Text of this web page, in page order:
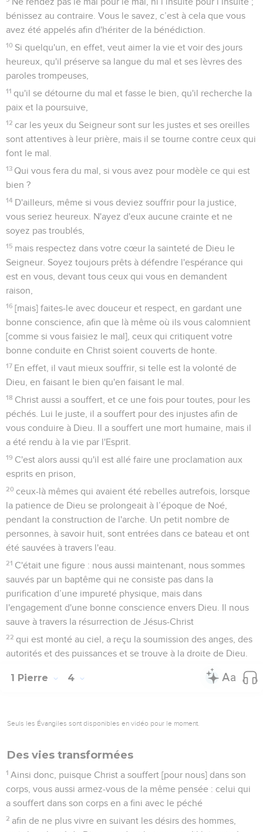
bénissez au contraire. Vous le savez, c’est à cela que vous
avez été appelés afin d'hériter de la bénédiction.
10 Si quelqu'un, en effet, veut aimer la vie et voir des jours
heureux, qu'il préserve sa langue du mal et ses lèvres des
paroles trompeuses,
11 qu'il se détourne du mal et fasse le bien, qu'il recherche la
paix et la poursuive,
12 car les yeux du Seigneur sont sur les justes et ses oreilles
sont attentives à leur prière, mais il se tourne contre ceux qui
font le mal.
13 Qui vous fera du mal, si vous avez pour modèle ce qui est
bien ?
14 D'ailleurs, même si vous deviez souffrir pour la justice,
vous seriez heureux. N'ayez d'eux aucune crainte et ne
soyez pas troublés,
15 mais respectez dans votre cœur la sainteté de Dieu le
Seigneur. Soyez toujours prêts à défendre l'espérance qui
est en vous, devant tous ceux qui vous en demandent
raison,
16 [mais] faites-le avec douceur et respect, en gardant une
bonne conscience, afin que là même où ils vous calomnient
[comme si vous faisiez le mal], ceux qui critiquent votre
bonne conduite en Christ soient couverts de honte.
17 En effet, il vaut mieux souffrir, si telle est la volonté de
Dieu, en faisant le bien qu'en faisant le mal.
18 Christ aussi a souffert, et ce une fois pour toutes, pour les
péchés. Lui le juste, il a souffert pour des injustes afin de
vous conduire à Dieu. Il a souffert une mort humaine, mais il
a été rendu à la vie par l'Esprit.
19 C'est alors aussi qu'il est allé faire une proclamation aux
esprits en prison,
20 ceux-là mêmes qui avaient été rebelles autrefois, lorsque
la patience de Dieu se prolongeait à l’époque de Noé,
pendant la construction de l'arche. Un petit nombre de
personnes, à savoir huit, sont entrées dans ce bateau et ont
été sauvées à travers l'eau.
21 C'était une figure : nous aussi maintenant, nous sommes
sauvés par un baptême qui ne consiste pas dans la
purification d’une impureté physique, mais dans
l'engagement d'une bonne conscience envers Dieu. Il nous
sauve à travers la résurrection de Jésus-Christ
22 qui est monté au ciel, a reçu la soumission des anges, des
autorités et des puissances et se trouve à la droite de Dieu.
1 Pierre 4
Seuls les Évangiles sont disponibles en vidéo pour le moment.
Des vies transformées
1 Ainsi donc, puisque Christ a souffert [pour nous] dans son
corps, vous aussi armez-vous de la même pensée : celui qui
a souffert dans son corps en a fini avec le péché
2 afin de ne plus vivre en suivant les désirs des hommes,